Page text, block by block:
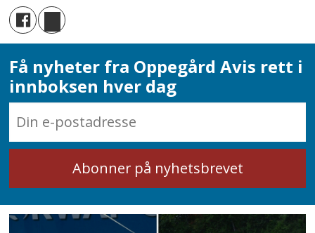
Få nyheter fra Oppegård Avis rett i
innboksen hver dag